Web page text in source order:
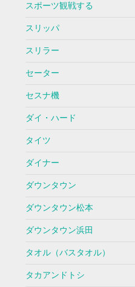
スポーツ観戦する
スリッパ
スリラー
セーター
セスナ機
ダイ・ハード
タイツ
ダイナー
ダウンタウン
ダウンタウン松本
ダウンタウン浜田
タオル（バスタオル）
タカアンドトシ